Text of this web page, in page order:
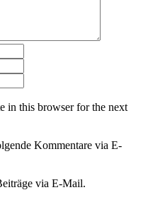
in this browser for the next
Kommentare via E-
via E-Mail.